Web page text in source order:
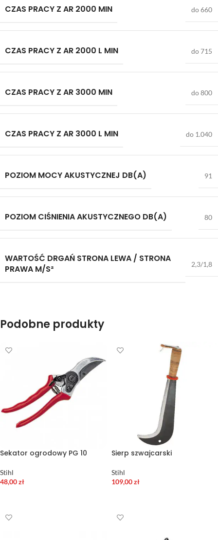
CZAS PRACY Z AR 2000 MIN do 660
CZAS PRACY Z AR 2000 L MIN do 715
CZAS PRACY Z AR 3000 MIN do 800
CZAS PRACY Z AR 3000 L MIN do 1.040
POZIOM MOCY AKUSTYCZNEJ DB(A) 91
POZIOM CIŚNIENIA AKUSTYCZNEGO DB(A) 80
WARTOŚĆ DRGAŃ STRONA LEWA / STRONA
PRAWA M/S²
2,3/1,8
Podobne produkty
Sekator ogrodowy PG 10
Stihl
48,00zł
Sierp szwajcarski
Stihl
109,00zł